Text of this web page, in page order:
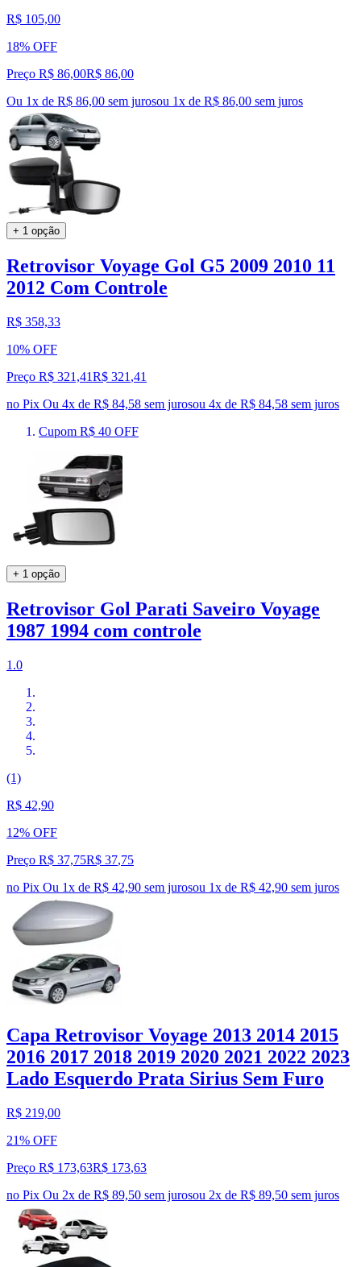
R$ 105,00
18% OFF
Preço R$ 86,00R$ 86,00
Ou 1x de R$ 86,00 sem jurosou 1x de R$ 86,00 sem juros
+ 1 opção
Retrovisor Voyage Gol G5 2009 2010 11
2012 Com Controle
R$ 358,33
10% OFF
Preço R$ 321,41R$ 321 ,41
no Pix Ou 4x de R$ 84,58 sem jurosou 4x de R$ 84,58 sem juros
Cupom R$ 40 OFF
+ 1 opção
Retrovisor Gol Parati Saveiro Voyage
1987 1994 com controle
1.0
(1)
R$ 42,90
12% OFF
Preço R$ 37,75R$ 37,75
no Pix Ou 1x de R$ 42,90 sem jurosou 1x de R$ 42,90 sem juros
Capa Retrovisor Voyage 2013 2014 2015
2016 2017 2018 2019 2020 2021 2022 2023
Lado Esquerdo Prata Sirius Sem Furo
R$ 219,00
21% OFF
Preço R$ 173,63R$ 173,63
no Pix Ou 2x de R$ 89,50 sem jurosou 2x de R$ 89,50 sem juros